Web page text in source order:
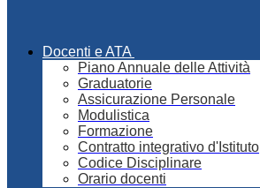
Docenti e ATA
Piano Annuale delle Attività
Graduatorie
Assicurazione Personale
Modulistica
Formazione
Contratto integrativo d'Istituto
Codice Disciplinare
Orario docenti